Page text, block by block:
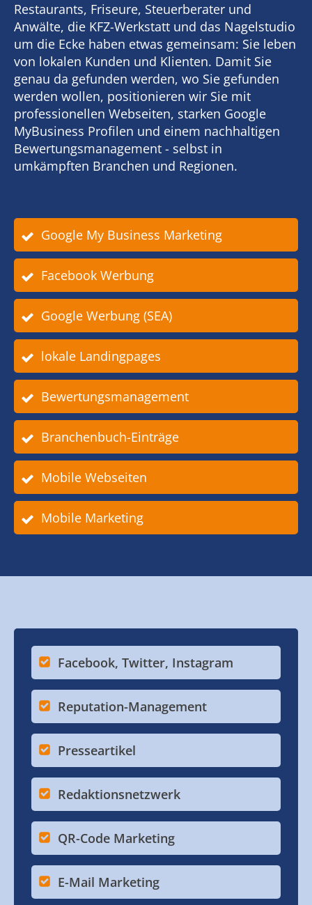
Restaurants, Friseure, Steuerberater und
Anwälte, die KFZ-Werkstatt und das Nagelstudio
um die Ecke haben etwas gemeinsam: Sie leben
von lokalen Kunden und Klienten. Damit Sie
genau da gefunden werden, wo Sie gefunden
werden wollen, positionieren wir Sie mit
professionellen Webseiten, starken Google
MyBusiness Profilen und einem nachhaltigen
Bewertungsmanagement - selbst in
umkämpften Branchen und Regionen.
Google My Business Marketing
Facebook Werbung
Google Werbung (SEA)
lokale Landingpages
Bewertungsmanagement
Branchenbuch-Einträge
Mobile Webseiten
Mobile Marketing
Facebook, Twitter, Instagram
Reputation-Management
Presseartikel
Redaktionsnetzwerk
QR-Code Marketing
E-Mail Marketing